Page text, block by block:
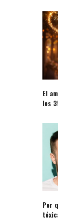
El
los
Por